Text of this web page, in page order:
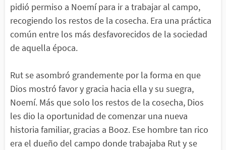
pidió permiso a Noemí para ir a trabajar al campo,
recogiendo los restos de la cosecha. Era una práctica
común entre los más desfavorecidos de la sociedad
de aquella época.
Rut se asombró grandemente por la forma en que
Dios mostró favor y gracia hacia ella y su suegra,
Noemí. Más que solo los restos de la cosecha, Dios
les dio la oportunidad de comenzar una nueva
historia familiar, gracias a Booz. Ese hombre tan rico
era el dueño del campo donde trabajaba Rut y se